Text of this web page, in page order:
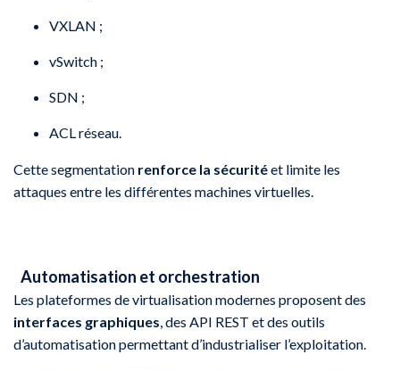
VXLAN ;
vSwitch ;
SDN ;
ACL réseau.
Cette segmentation renforce la sécuritéet limite les
attaques entre les différentes machines virtuelles.
Automatisation et orchestration
Les plateformes de virtualisation modernes proposent des
interfaces graphiques, des API REST et des outils
d’automatisation permettant d’industrialiser l’exploitation.